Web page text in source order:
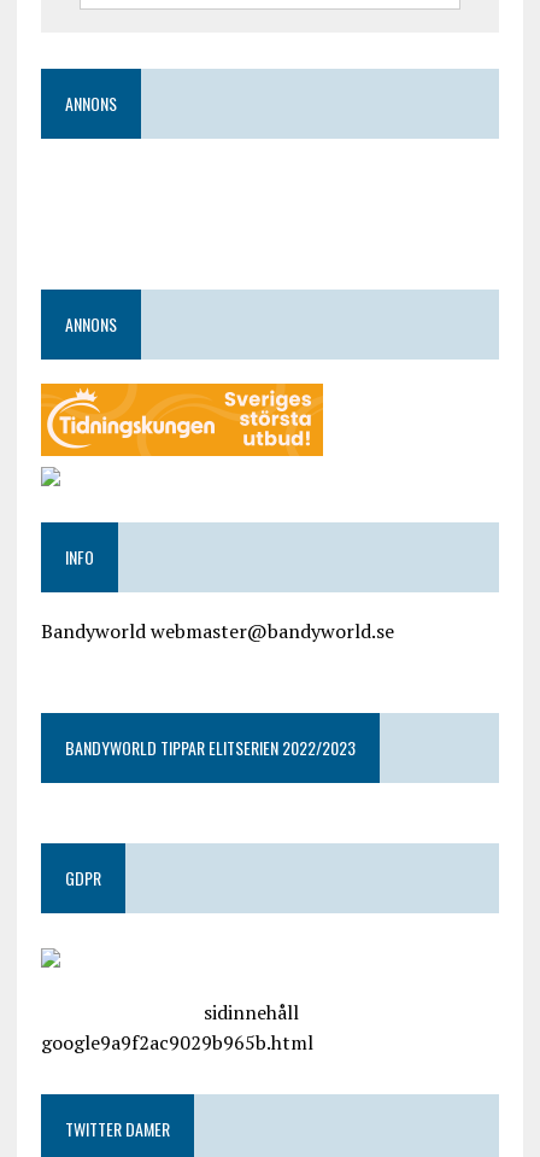
ANNONS
ANNONS
INFO
Bandyworld webmaster@bandyworld.se
BANDYWORLD TIPPAR ELITSERIEN 2022/2023
GDPR
sidinnehåll
google9a9f2ac9029b965b.html
TWITTER DAMER